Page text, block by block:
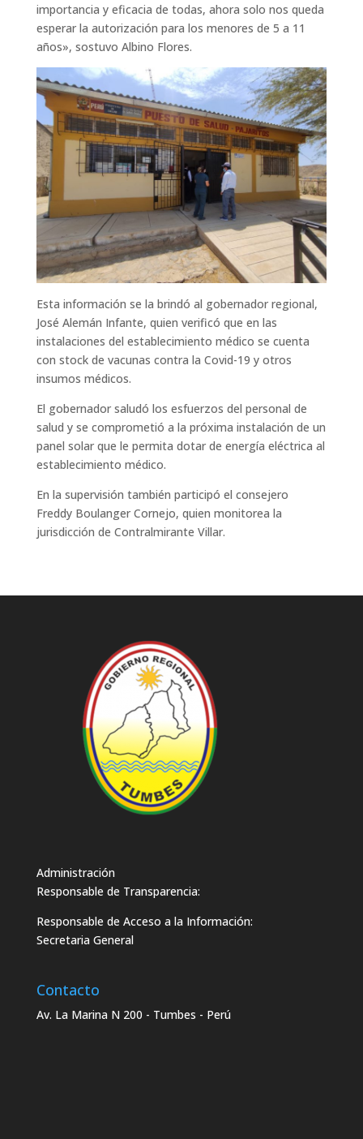
importancia y eficacia de todas, ahora solo nos queda
esperar la autorización para los menores de 5 a 11
años», sostuvo Albino Flores.
Esta información se la brindó al gobernador regional,
José Alemán Infante, quien verificó que en las
instalaciones del establecimiento médico se cuenta
con stock de vacunas contra la Covid-19 y otros
insumos médicos.
El gobernador saludó los esfuerzos del personal de
salud y se comprometió a la próxima instalación de un
panel solar que le permita dotar de energía eléctrica al
establecimiento médico.
En la supervisión también participó el consejero
Freddy Boulanger Cornejo, quien monitorea la
jurisdicción de Contralmirante Villar.
Administración
Responsable de Transparencia:
Responsable de Acceso a la Información:
Secretaria General
Contacto
Av. La Marina N 200 - Tumbes - Perú